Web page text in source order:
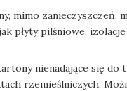
mimo zanieczyszczeń,
płyty pilśniowe,
nienadające się do
rzemieślniczych.